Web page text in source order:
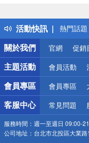
活動快訊
銀行優惠
偏遠地區
詐騙網
關於我們
官網 促銷
主題活動 會員活動
會員專區 會員專區
客服中心 常見問題
服務時間： 週一至週日 09:00-
公司地址： 台北市北投區大業